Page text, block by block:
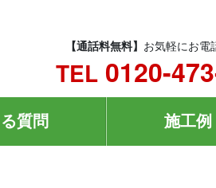
【通話料無料】 お気軽にお電
TEL 0120-
質問 施工例